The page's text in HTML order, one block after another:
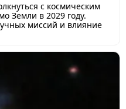
с космическим
Земли в 2029 году.
миссий и влияние